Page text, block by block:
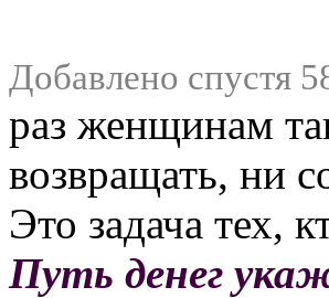
Добавлено спустя
раз женщинам
возвращать, ни
Это задача тех,
Путь денег